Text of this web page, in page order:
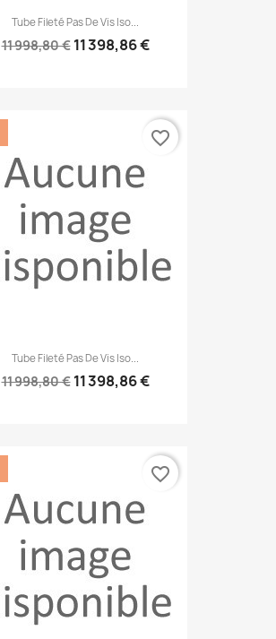
Tube Fileté Pas De Vis Iso...
11 998,80 € 11 398,86 €
Tube Fileté Pas De Vis Iso...
11 998,80 € 11 398,86 €
favorite_border
favorite_border